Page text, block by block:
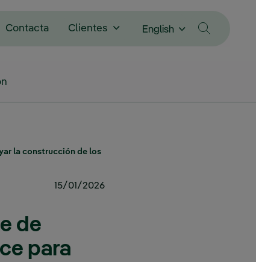
Contacta Clientes English
la construcción de los
15/01/2026
de
para